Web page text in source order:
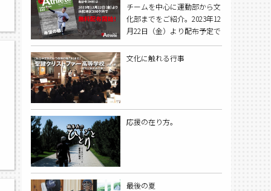
チームを中心に運動部から文
化部までをご紹介。2023年12
月22日（金）より配布予定で
文化に触れる行事
応援の在り方。
最後の夏